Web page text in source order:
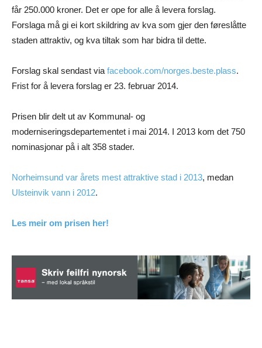
får 250.000 kroner. Det er ope for alle å levera forslag.
Forslaga må gi ei kort skildring av kva som gjer den føreslåtte
staden attraktiv, og kva tiltak som har bidra til dette.
Forslag skal sendast via facebook.com/norges.beste.plass.
Frist for å levera forslag er 23. februar 2014.
Prisen blir delt ut av Kommunal- og
moderniseringsdepartementet i mai 2014. I 2013 kom det 750
nominasjonar på i alt 358 stader.
Norheimsund var årets mest attraktive stad i 2013, medan
Ulsteinvik vann i 2012.
Les meir om prisen her!